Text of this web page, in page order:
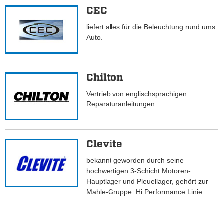
CEC
liefert alles für die Beleuchtung rund ums
Auto.
Chilton
Vertrieb von englischsprachigen
Reparaturanleitungen.
Clevite
bekannt geworden durch seine
hochwertigen 3-Schicht Motoren-
Hauptlager und Pleuellager, gehört zur
Mahle-Gruppe. Hi Performance Linie